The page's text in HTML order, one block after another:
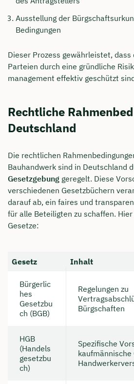
Ausstellung der
Bedingungen
Dieser Prozess gewährleistet,
Parteien durch eine gründliche
management effektiv geschützt
Rechtliche
Deutschland
Die rechtlichen
Bauhandwerk sind in Deutschland
Gesetzgebung geregelt. Diese
verschiedenen Gesetzbüchern
darauf ab, ein faires und
für alle Beteiligten zu schaffen.
Gesetze:
Gesetz Inhalt
Bürgerlic
hes
Gesetzbu
ch (BGB)
Regelungen zu
Bürgschaften
HGB
(Handels
gesetzbu
ch)
Spezifische
kaufmännische